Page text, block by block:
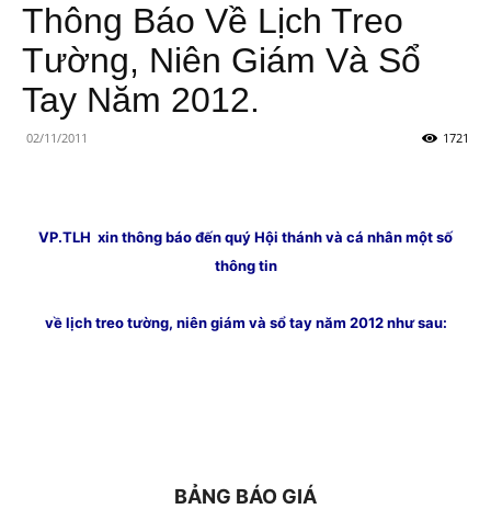
Thông Báo Về Lịch Treo
Tường, Niên Giám Và Sổ
Tay Năm 2012.
02/11/2011 1721
VP.TLH xin thông báo đến quý Hội thánh và cá nhân một số
thông tin
về lịch treo tường, niên giám và sổ tay năm 2012 như sau:
BẢNG BÁO GIÁ